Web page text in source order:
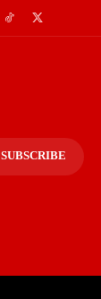
SUBSCRIBE